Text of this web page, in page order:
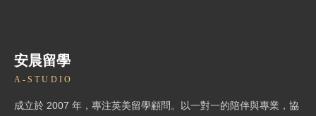
安晨留學
A-STUDIO
成立於 2007 年，專注英美留學顧問。以一對一的陪伴與專業，協